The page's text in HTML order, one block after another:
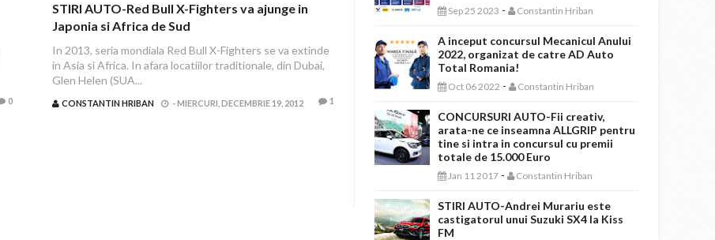
0
STIRI AUTO-Red Bull X-Fighters va ajunge in
Japonia si Africa de Sud
In 2013, seria mondiala Red Bull X-Fighters se va extinde
in Asia si Africa. In afara locatiilor traditionale, din Dubai,
Glen Helen (SUA...
CONSTANTIN HRIBAN -MIERCURI, DECEMBRIE 19, 2012 1
Sep 25 2023 - Constantin Hriban
A inceput concursul Mecanicul Anului
2022, organizat de catre AD Auto
Total Romania!
Oct 06 2022 - Constantin Hriban
CONCURSURI AUTO-Fii creativ,
arata-ne ce inseamna ALLGRIP pentru
tine si intra in concursul cu premii
totale de 15.000 Euro
Jan 11 2017 - Constantin Hriban
STIRI AUTO-Andrei Murariu este
castigatorul unui Suzuki SX4 la Kiss
FM